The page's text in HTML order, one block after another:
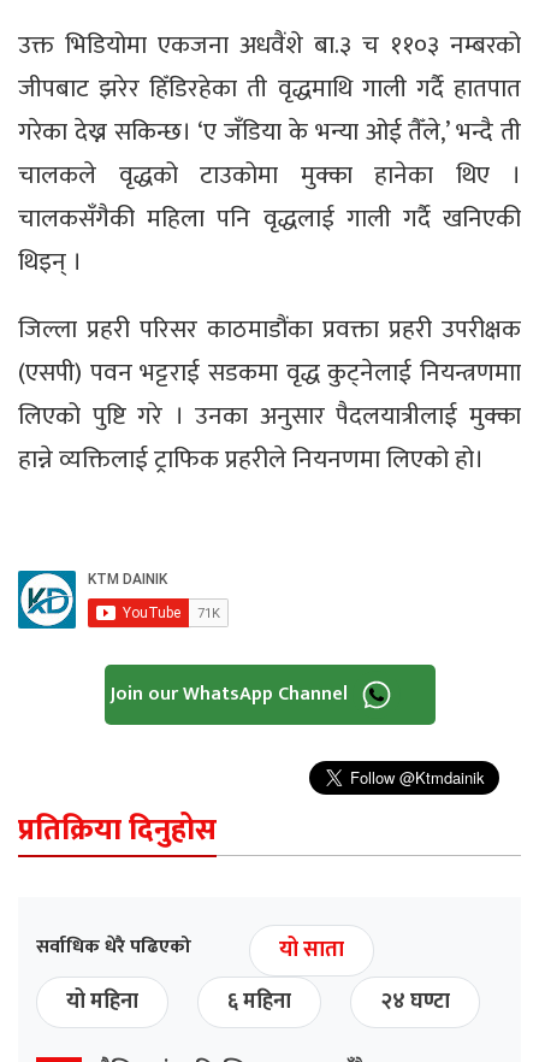
उक्त भिडियोमा एकजना अधवैंशे बा.३ च ११०३ नम्बरको
जीपबाट झरेर हिँडिरहेका ती वृद्धमाथि गाली गर्दै हातपात
गरेका देख्न सकिन्छ। ‘ए जँडिया के भन्या ओई तैँले,’ भन्दै ती
चालकले वृद्धको टाउकोमा मुक्का हानेका थिए ।
चालकसँगैकी महिला पनि वृद्धलाई गाली गर्दै खनिएकी
थिइन् ।
जिल्ला प्रहरी परिसर काठमाडौंका प्रवक्ता प्रहरी उपरीक्षक
(एसपी) पवन भट्टराई सडकमा वृद्ध कुट्नेलाई नियन्त्रणमाा
लिएको पुष्टि गरे । उनका अनुसार पैदलयात्रीलाई मुक्का
हान्ने व्यक्तिलाई ट्राफिक प्रहरीले नियनणमा लिएको हो।
Join our WhatsApp Channel
प्रतिक्रिया दिनुहोस
सर्वाधिक धेरै पढिएको
यो साता
यो महिना
६ महिना २४ घण्टा